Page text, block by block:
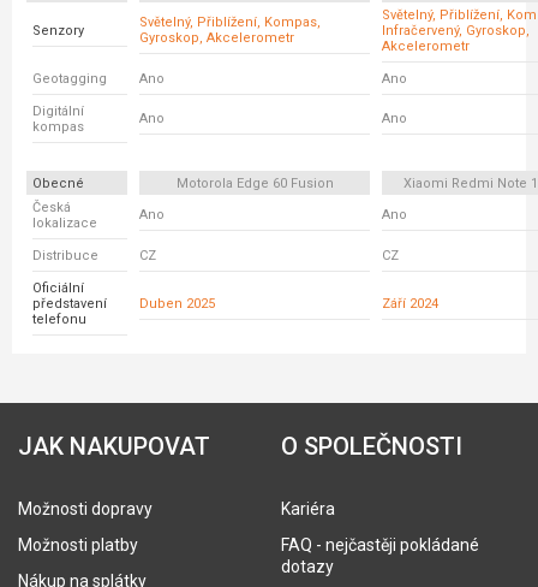
Senzory
Světelný, Přiblížení, Kompas,
Gyroskop, Akcelerometr
Světelný, Přiblížení,
Infračervený, Gyroskop,
Akcelerometr
Geotagging Ano Ano
Digitální
kompas
Ano Ano
Obecné Motorola Edge 60 Fusion
Xiaomi Redmi Note
Česká
lokalizace
Ano Ano
Distribuce CZ CZ
Oficiální
představení
telefonu
Duben 2025 Září 2024
JAK NAKUPOVAT
Možnosti dopravy
Možnosti platby
Nákup na splátky
O SPOLEČNOSTI
Kariéra
FAQ - nejčastěji pokládané
dotazy